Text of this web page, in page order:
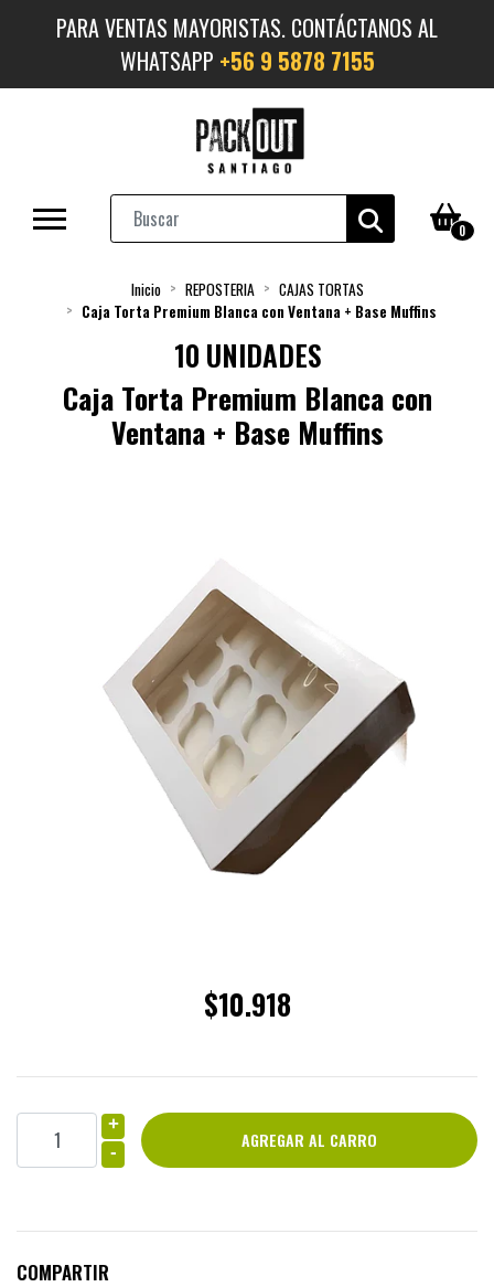
PARA VENTAS MAYORISTAS. CONTÁCTANOS AL
WHATSAPP +56 9 5878 7155
0
Inicio REPOSTERIA
CAJAS TORTAS
Caja Torta Premium Blanca con Ventana + Base Muffins
10 UNIDADES
Caja Torta Premium Blanca con
Ventana + Base Muffins
$10.918
+
-
COMPARTIR